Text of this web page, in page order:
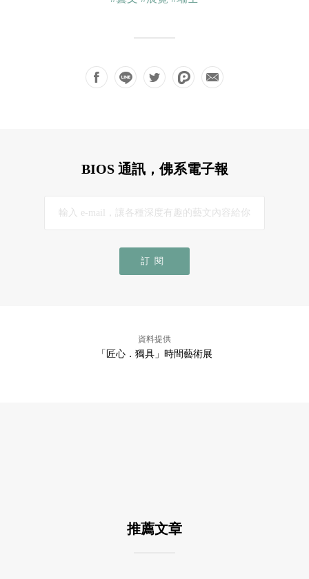
BIOS 通訊，佛系電子報
訂閱
資料提供
「匠心．獨具」時間藝術展
推薦文章